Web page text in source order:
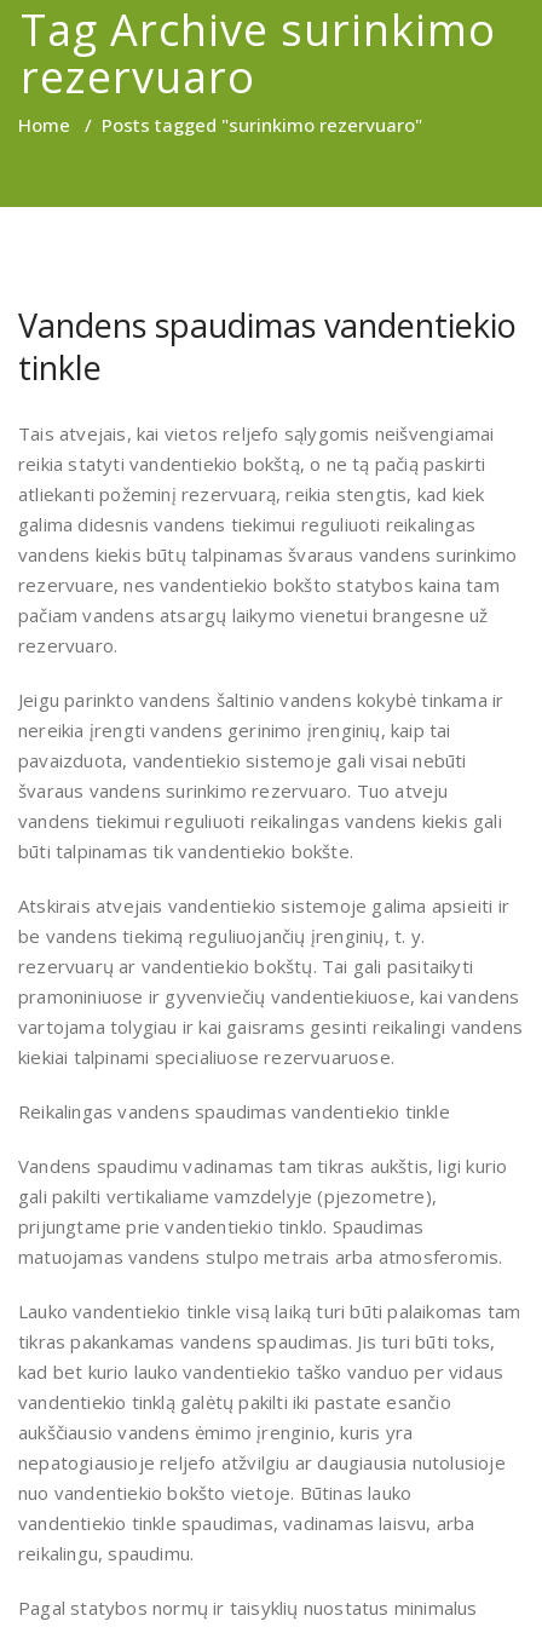
Tag Archive surinkimo
rezervuaro
Home / Posts tagged "surinkimo rezervuaro"
Vandens spaudimas vandentiekio
tinkle
Tais atvejais, kai vietos reljefo sąlygomis neišvengiamai
reikia statyti vandentiekio bokštą, o ne tą pačią paskirti
atliekanti požeminį rezervuarą, reikia stengtis, kad kiek
galima didesnis vandens tiekimui reguliuoti reikalingas
vandens kiekis būtų talpinamas švaraus vandens surinkimo
rezervuare, nes vandentiekio bokšto statybos kaina tam
pačiam vandens atsargų laikymo vienetui brangesne už
rezervuaro.
Jeigu parinkto vandens šaltinio vandens kokybė tinkama ir
nereikia įrengti vandens gerinimo įrenginių, kaip tai
pavaizduota, vandentiekio sistemoje gali visai nebūti
švaraus vandens surinkimo rezervuaro. Tuo atveju
vandens tiekimui reguliuoti reikalingas vandens kiekis gali
būti talpinamas tik vandentiekio bokšte.
Atskirais atvejais vandentiekio sistemoje galima apsieiti ir
be vandens tiekimą reguliuojančių įrenginių, t. y.
rezervuarų ar vandentiekio bokštų. Tai gali pasitaikyti
pramoniniuose ir gyvenviečių vandentiekiuose, kai vandens
vartojama tolygiau ir kai gaisrams gesinti reikalingi vandens
kiekiai talpinami specialiuose rezervuaruose.
Reikalingas vandens spaudimas vandentiekio tinkle
Vandens spaudimu vadinamas tam tikras aukštis, ligi kurio
gali pakilti vertikaliame vamzdelyje (pjezometre),
prijungtame prie vandentiekio tinklo. Spaudimas
matuojamas vandens stulpo metrais arba atmosferomis.
Lauko vandentiekio tinkle visą laiką turi būti palaikomas tam
tikras pakankamas vandens spaudimas. Jis turi būti toks,
kad bet kurio lauko vandentiekio taško vanduo per vidaus
vandentiekio tinklą galėtų pakilti iki pastate esančio
aukščiausio vandens ėmimo įrenginio, kuris yra
nepatogiausioje reljefo atžvilgiu ar daugiausia nutolusioje
nuo vandentiekio bokšto vietoje. Būtinas lauko
vandentiekio tinkle spaudimas, vadinamas laisvu, arba
reikalingu, spaudimu.
Pagal statybos normų ir taisyklių nuostatus minimalus